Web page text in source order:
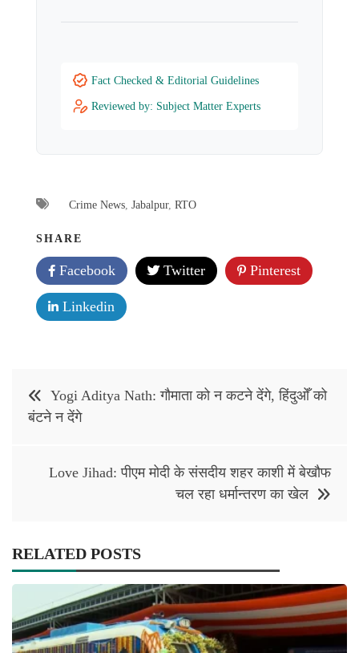
Fact Checked & Editorial Guidelines
Reviewed by: Subject Matter Experts
Crime News Jabalpur, RTO
SHARE
Facebook Twitter Pinterest
Linkedin
navigation
Yogi Aditya Nath: गौमाता को न कटने देंगे, हिंदुओँ को
बंटने न देंगे
Love Jihad: पीएम मोदी के संसदीय शहर काशी में बेखौफ
चल रहा धर्मान्तरण का खेल
RELATED POSTS